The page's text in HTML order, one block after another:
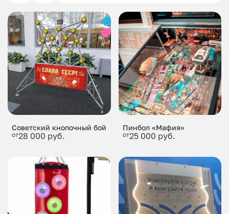
Советский кнопочный бой
от28 000 руб.
Пинбол «Мафия»
от25 000 руб.